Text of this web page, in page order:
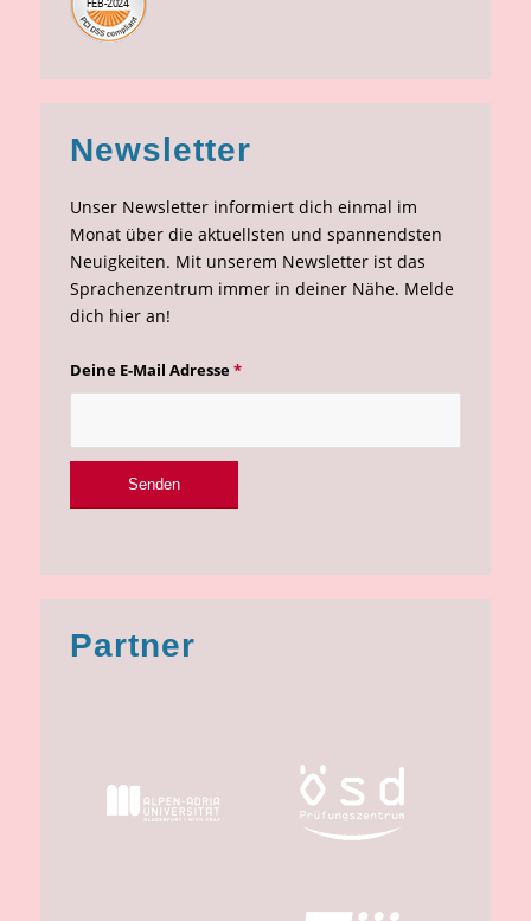
Newsletter
Unser Newsletter informiert dich einmal im
Monat über die aktuellsten und spannendsten
Neuigkeiten. Mit unserem Newsletter ist das
Sprachenzentrum immer in deiner Nähe. Melde
dich hier an!
Deine E-Mail Adresse*
Partner